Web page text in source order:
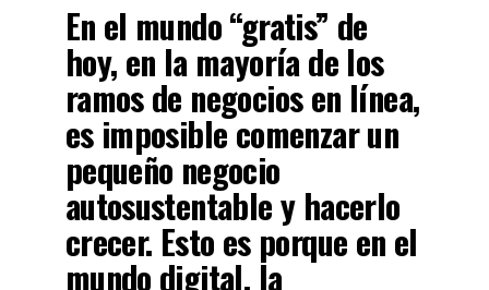
En el mundo “gratis” de
hoy, en la mayoría de los
ramos de negocios en línea,
es imposible comenzar un
pequeño negocio
autosustentable y hacerlo
crecer. Esto es porque en el
mundo digital, la